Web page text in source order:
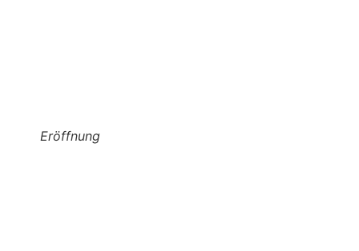
Eröffnung